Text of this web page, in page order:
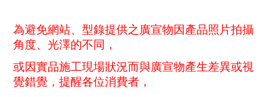
為避免網站、型錄提供之廣宣物因產品照片拍攝
角度、光澤的不同，
或因實品施工現場狀況而與廣宣物產生差異或視
覺錯覺，提醒各位消費者，